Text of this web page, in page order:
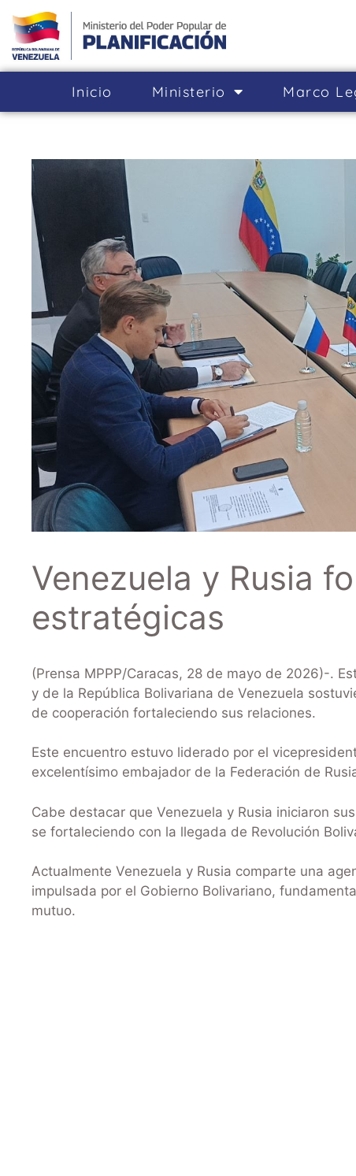
Inicio Ministerio Marco
Venezuela y Rusia
estratégicas
(Prensa MPPP/Caracas, 28 de mayo de 2026)-.
y de la República Bolivariana de Venezuela
de cooperación fortaleciendo sus relaciones.
Este encuentro estuvo liderado por el
excelentísimo embajador de la Federación de
Cabe destacar que Venezuela y Rusia iniciaron
se fortaleciendo con la llegada de Revolución
Actualmente Venezuela y Rusia comparte una
impulsada por el Gobierno Bolivariano,
mutuo.